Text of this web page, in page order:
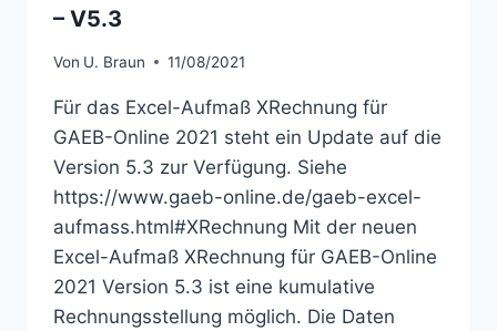
– V5.3
Von U. Braun 11/08/2021
Für das Excel-Aufmaß XRechnung für
GAEB-Online 2021 steht ein Update auf die
Version 5.3 zur Verfügung. Siehe
https://www.gaeb-online.de/gaeb-excel-
aufmass.html#XRechnung Mit der neuen
Excel-Aufmaß XRechnung für GAEB-Online
2021 Version 5.3 ist eine kumulative
Rechnungsstellung möglich. Die Daten